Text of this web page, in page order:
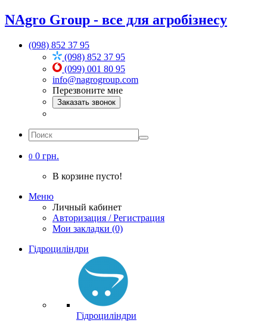
NAgro Group - все для агробізнесу
(098) 852 37 95
(098) 852 37 95
(099) 001 80 95
info@nagrogroup.com
Перезвоните мне
Заказать звонок
0 0 грн.
В корзине пусто!
Меню
Личный кабинет
Авторизация / Регистрация
Мои закладки (0)
Гідроциліндри
Гідроциліндри